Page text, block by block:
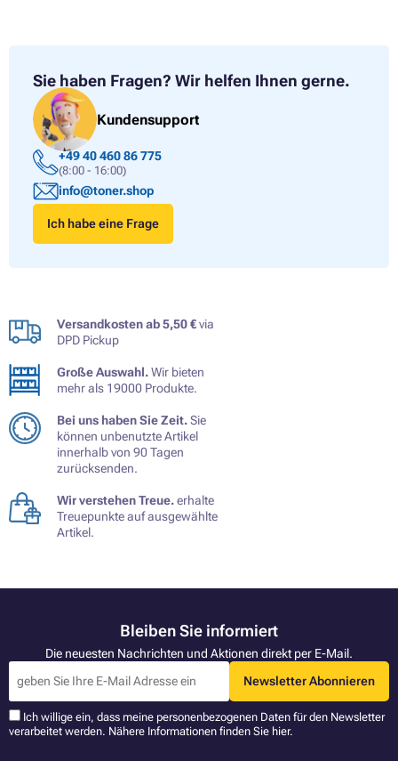
Sie haben Fragen? Wir helfen Ihnen gerne.
Kundensupport
+49 40 460 86 775
(8:00 - 16:00)
info@toner.shop
Ich habe eine Frage
Versandkosten ab 5,50 €via
DPD Pickup
Große Auswahl.Wir bieten
mehr als 19000 Produkte.
Bei uns haben Sie Zeit.Sie
können unbenutzte Artikel
innerhalb von 90 Tagen
zurücksenden.
Wir verstehen Treue.erhalte
Treuepunkte auf ausgewählte
Artikel.
Bleiben Sie informiert
Die neuesten Nachrichten und Aktionen direkt per E-Mail.
Newsletter Abonnieren
Ich willige ein, dass meine personenbezogenen Daten für den Newsletter
verarbeitet werden. Nähere Informationen finden Sie hier.